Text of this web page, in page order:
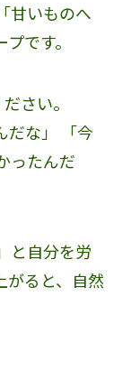
甘いものへ
です。
さい。
だな」 「今
ったんだ
と自分を労
がると、自然